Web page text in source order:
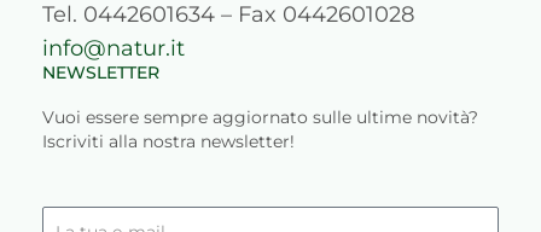
Tel. 0442601634 – Fax 0442601028
info@natur.it
NEWSLETTER
Vuoi essere sempre aggiornato sulle ultime novità?
Iscriviti alla nostra newsletter!